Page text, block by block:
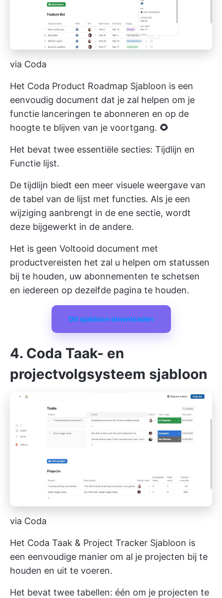
via Coda
Het Coda Product Roadmap Sjabloon is een
eenvoudig document dat je zal helpen om je
functie lanceringen te abonneren en op de
hoogte te blijven van je voortgang. 🌻
Het bevat twee essentiële secties: Tijdlijn en
Functie lijst.
De tijdlijn biedt een meer visuele weergave van
de tabel van de lijst met functies. Als je een
wijziging aanbrengt in de ene sectie, wordt
deze bijgewerkt in de andere.
Het is geen Voltooid document met
productvereisten het zal u helpen om statussen
bij te houden, uw abonnementen te schetsen
en iedereen op dezelfde pagina te houden.
Dit sjabloon downloaden
4. Coda Taak- en
projectvolgsysteem sjabloon
via Coda
Het Coda Taak & Project Tracker Sjabloon is
een eenvoudige manier om al je projecten bij te
houden en uit te voeren.
Het bevat twee tabellen: één om je projecten te